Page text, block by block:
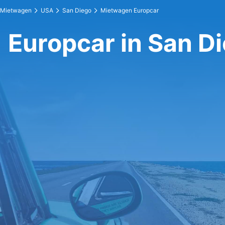
Mietwagen USA San Diego Mietwagen Europcar
Europcar in San